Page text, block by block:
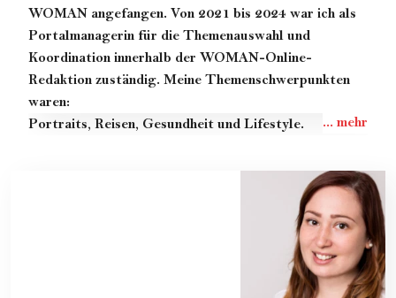
WOMAN angefangen. Von 2021 bis 2024 war ich als
Portalmanagerin für die Themenauswahl und
Koordination innerhalb der WOMAN-Online-
Redaktion zuständig. Meine Themenschwerpunkten
waren:
Portraits, Reisen, Gesundheit und Lifestyle.